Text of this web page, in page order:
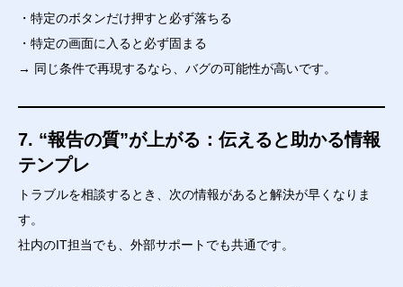
・特定のボタンだけ押すと必ず落ちる
・特定の画面に入ると必ず固まる
→ 同じ条件で再現するなら、バグの可能性が高いです。
7. “報告の質”が上がる：伝えると助かる情報
テンプレ
トラブルを相談するとき、次の情報があると解決が早くなりま
す。
社内のIT担当でも、外部サポートでも共通です。